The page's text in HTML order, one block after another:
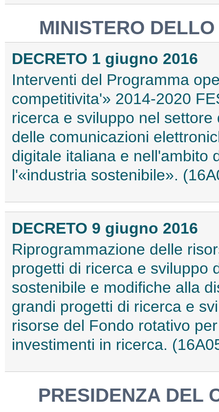
MINISTERO
DECRETO 1 giugno 2016
Interventi del Programma
competitivita'» 2014-2020
ricerca e sviluppo nel
delle comunicazioni
digitale italiana e nell'ambito
l'«industria sostenibile».
DECRETO 9 giugno 2016
Riprogrammazione delle
progetti di ricerca e sviluppo
sostenibile e modifiche alla
grandi progetti di ricerca e
risorse del Fondo rotativo
investimenti in ricerca.
PRESIDENZA DEL